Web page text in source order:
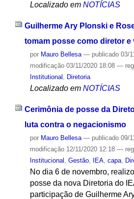
Localizado em NOTÍCIAS
Guilherme Ary Plonski e
tomam posse como diretor e
por Mauro Bellesa — publicado03/
modificação03/11/2020 18:08 —
Institutional , Diretoria
Localizado em NOTÍCIAS
Cerimônia de posse da
luta contra o negacionismo
por Mauro Bellesa — publicado09/
modificação12/11/2020 12:18 —
Institucional Gestão, IEA, capa,
No dia 6 de novembro,
posse da nova Diretoria do
participação de Guilherme